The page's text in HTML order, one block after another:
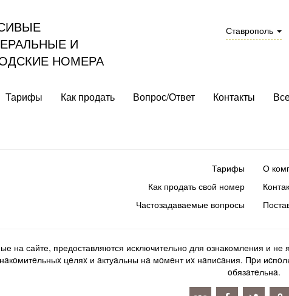
И
НОМЕРА
Ставрополь
Тарифы Как продать Вопрос/Ответ Контакты
Тарифы
Как продать свой номер
Частозадаваемые вопросы
О
на сайте, предоставляются исключительно для ознакомления и
цeляx и aктуaльны нa мoмeнт иx нaпиcaния. Пpи
oбязaтeльнa.